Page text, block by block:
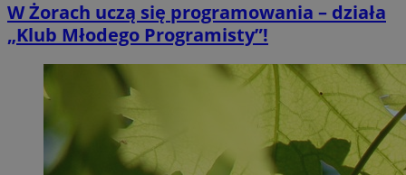
W Żorach uczą się programowania – działa
„Klub Młodego Programisty”!